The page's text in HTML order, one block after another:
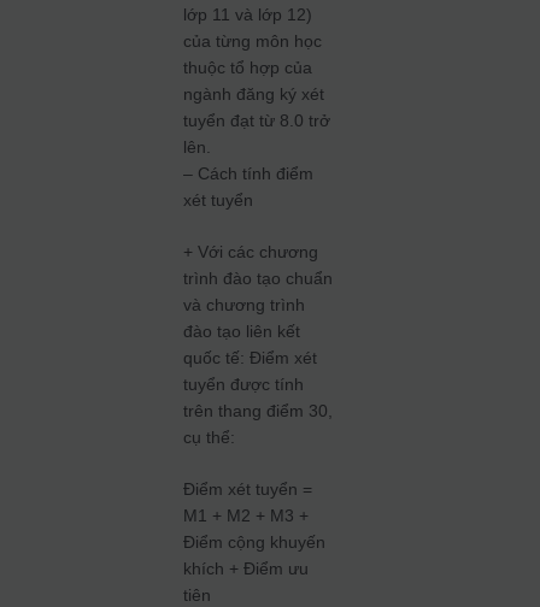
lớp 11 và lớp 12)
của từng môn học
thuộc tổ hợp của
ngành đăng ký xét
tuyển đạt từ 8.0 trở
lên.
– Cách tính điểm
xét tuyển
+ Với các chương
trình đào tạo chuẩn
và chương trình
đào tạo liên kết
quốc tế: Điểm xét
tuyển được tính
trên thang điểm 30,
cụ thể:
Điểm xét tuyển =
M1 + M2 + M3 +
Điểm cộng khuyến
khích + Điểm ưu
tiên